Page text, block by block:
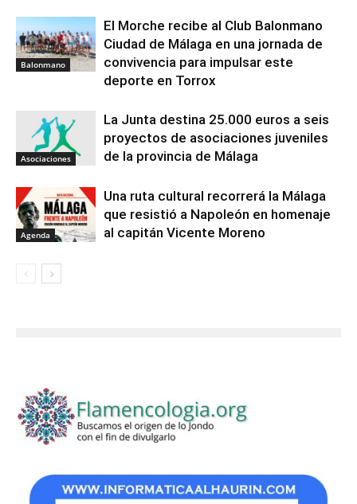
Balonmano
El Morche recibe al Club Balonmano
Ciudad de Málaga en una jornada de
convivencia para impulsar este
deporte en Torrox
Asociaciones
La Junta destina 25.000 euros a seis
proyectos de asociaciones juveniles
de la provincia de Málaga
Agenda
Una ruta cultural recorrerá la Málaga
que resistió a Napoleón en homenaje
al capitán Vicente Moreno